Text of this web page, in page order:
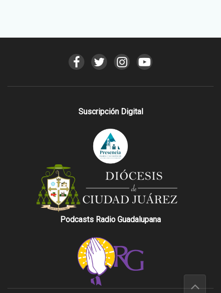
Suscripción Digital
Podcasts Radio Guadalupana